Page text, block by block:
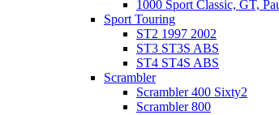
1000 Sport Classic, GT,
Sport Touring
ST2 1997 2002
ST3 ST3S ABS
ST4 ST4S ABS
Scrambler
Scrambler 400 Sixty2
Scrambler 800